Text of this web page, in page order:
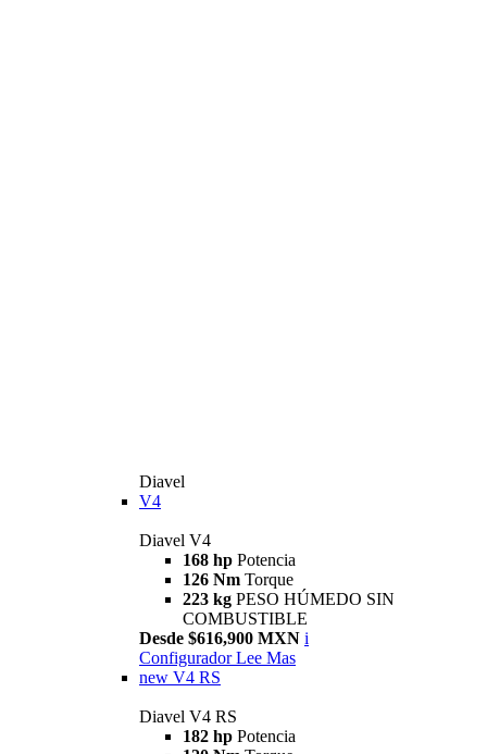
Diavel
V4
Diavel V4
168 hp Potencia
126 Nm Torque
223 kg PESO HÚMEDO SIN
COMBUSTIBLE
Desde $616,900 MXN i
Configurador Lee Mas
new V4 RS
Diavel V4 RS
182 hp Potencia